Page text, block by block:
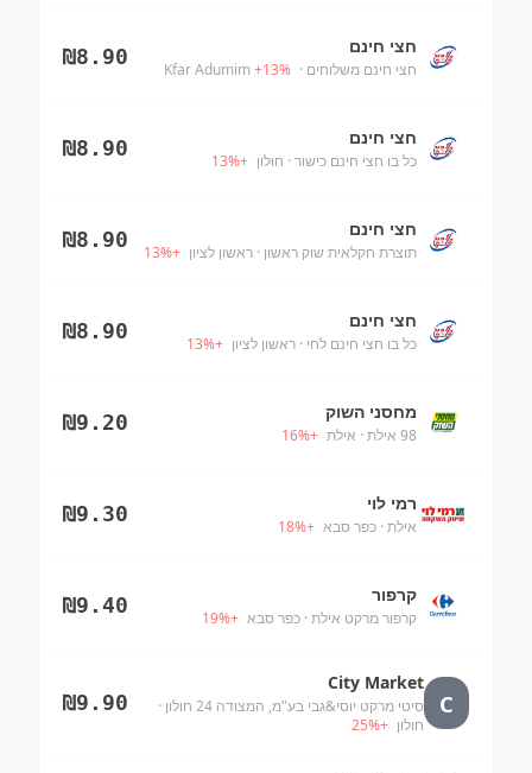
חצי חינם
חצי חינם משלוחים · Kfar Adumim
+13%
₪8.90
חצי חינם
כל בו חצי חינם כישור · חולון +
13%
₪8.90
חצי חינם
תוצרת חקלאית שוק ראשון · ראשון לציון +
13%
₪8.90
חצי חינם
כל בו חצי חינם לחי · ראשון לציון +
13%
₪8.90
מחסני השוק
98 אילת · אילת +
16%
₪9.20
רמי לוי
אילת · כפר סבא +
18%
₪9.30
קרפור
קרפור מרקט אילת · כפר סבא +
19%
₪9.40
C
City Market
סיטי מרקט יוסי&גבי בע"מ, המצודה 24 חולון
·
חולון +
25%
₪9.90